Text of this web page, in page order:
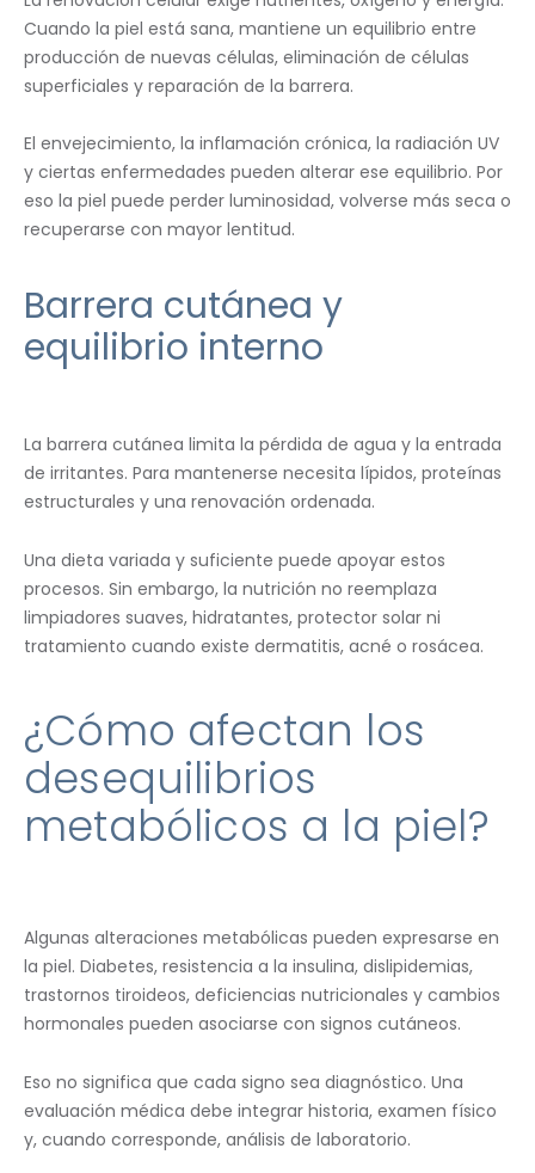
Cuando la piel está sana, mantiene un equilibrio entre
producción de nuevas células, eliminación de células
superficiales y reparación de la barrera.
El envejecimiento, la inflamación crónica, la radiación UV
y ciertas enfermedades pueden alterar ese equilibrio. Por
eso la piel puede perder luminosidad, volverse más seca o
recuperarse con mayor lentitud.
Barrera cutánea y
equilibrio interno
La barrera cutánea limita la pérdida de agua y la entrada
de irritantes. Para mantenerse necesita lípidos, proteínas
estructurales y una renovación ordenada.
Una dieta variada y suficiente puede apoyar estos
procesos. Sin embargo, la nutrición no reemplaza
limpiadores suaves, hidratantes, protector solar ni
tratamiento cuando existe dermatitis, acné o rosácea.
¿Cómo afectan los
desequilibrios
metabólicos a la piel?
Algunas alteraciones metabólicas pueden expresarse en
la piel. Diabetes, resistencia a la insulina, dislipidemias,
trastornos tiroideos, deficiencias nutricionales y cambios
hormonales pueden asociarse con signos cutáneos.
Eso no significa que cada signo sea diagnóstico. Una
evaluación médica debe integrar historia, examen físico
y, cuando corresponde, análisis de laboratorio.